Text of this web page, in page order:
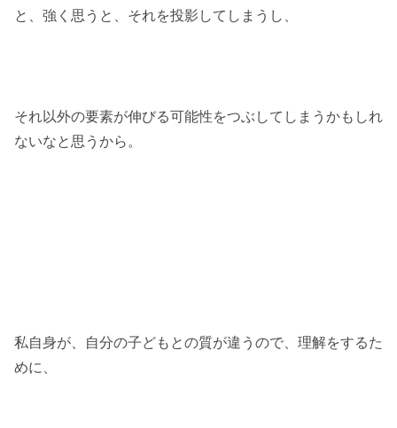
と、強く思うと、それを投影してしまうし、
それ以外の要素が伸びる可能性をつぶしてしまうかもしれ
ないなと思うから。
私自身が、自分の子どもとの質が違うので、理解をするた
めに、